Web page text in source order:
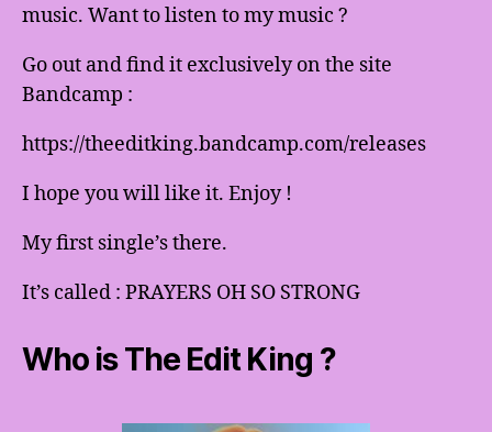
music. Want to listen to my music ?
Go out and find it exclusively on the site
Bandcamp :
https://theeditking.bandcamp.com/releases
I hope you will like it. Enjoy !
My first single’s there.
It’s called : PRAYERS OH SO STRONG
Who is The Edit King ?